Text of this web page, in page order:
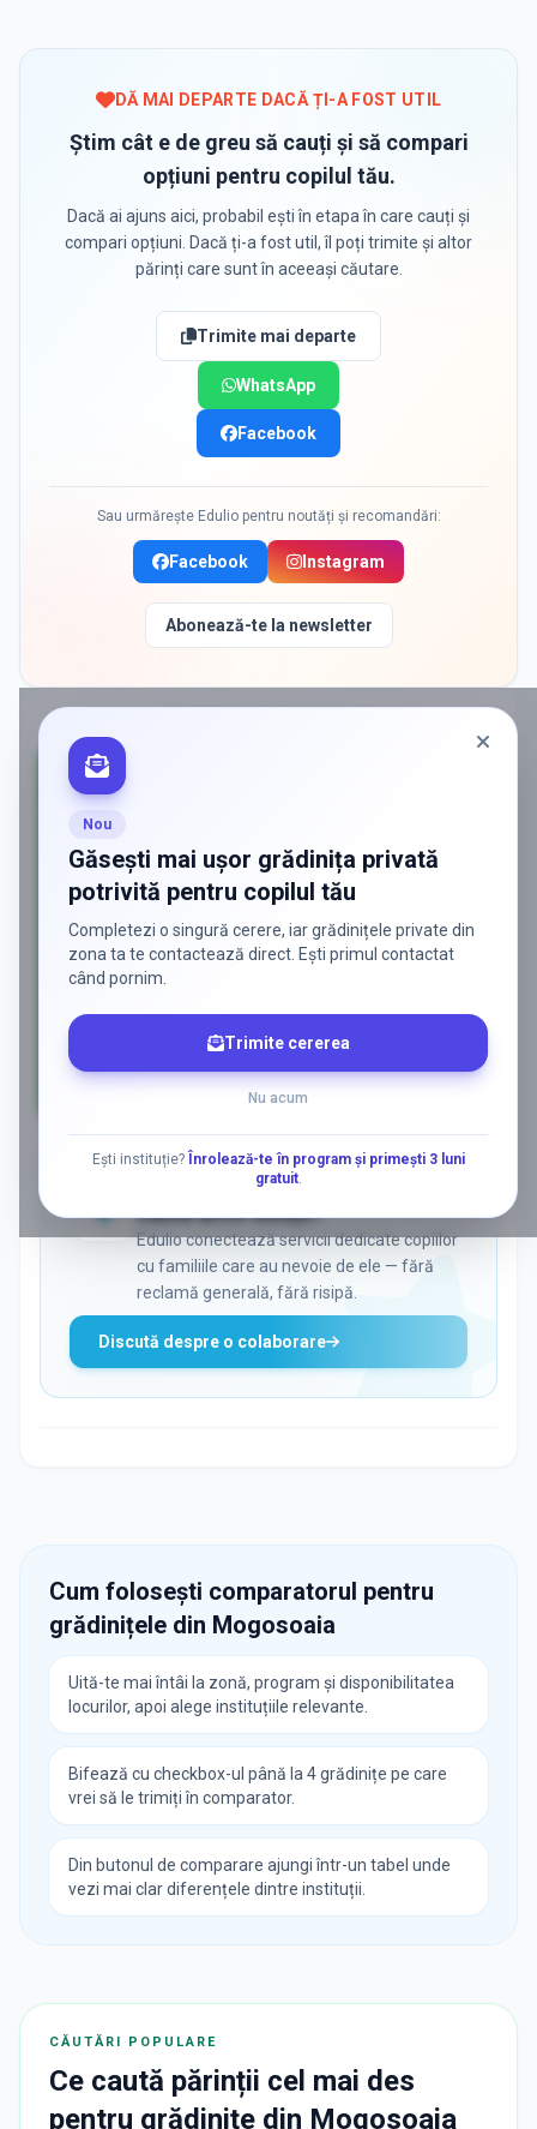
DĂ MAI DEPARTE DACĂ ȚI-A FOST UTIL
Știm cât e de greu să cauți și să compari
opțiuni pentru copilul tău.
Dacă ai ajuns aici, probabil ești în etapa în care cauți și
compari opțiuni. Dacă ți-a fost util, îl poți trimite și altor
părinți care sunt în aceeași căutare.
Trimite mai departe
WhatsApp
Facebook
Sau urmărește Edulio pentru noutăți și recomandări:
Facebook Instagram
Abonează-te la newsletter
Nou
Găsești mai ușor grădinița privată
potrivită pentru copilul tău
Completezi o singură cerere, iar grădinițele private din
zona ta te contactează direct. Ești primul contactat
când pornim.
Trimite cererea
Nu acum
Ești instituție?
Înrolează-te în program și primești 3 luni
gratuit.
Vrei să ajungi la părinții care
caută activ soluții?
Edulio conectează servicii dedicate copiilor
cu familiile care au nevoie de ele — fără
reclamă generală, fără risipă.
Discută despre o colaborare
Cum folosești comparatorul pentru
grădinițele din Mogosoaia
Uită-te mai întâi la zonă, program și disponibilitatea
locurilor, apoi alege instituțiile relevante.
Bifează cu checkbox-ul până la 4 grădinițe pe care
vrei să le trimiți în comparator.
Din butonul de comparare ajungi într-un tabel unde
vezi mai clar diferențele dintre instituții.
CĂUTĂRI POPULARE
Ce caută părinții cel mai des
pentru grădinițe din Mogosoaia